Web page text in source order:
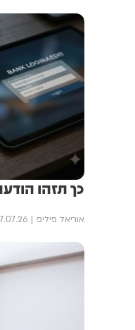
כך תזהו
אוריאל פיליפ